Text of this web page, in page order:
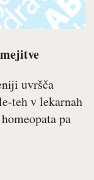
uvršča
teh v lekarnah
pa